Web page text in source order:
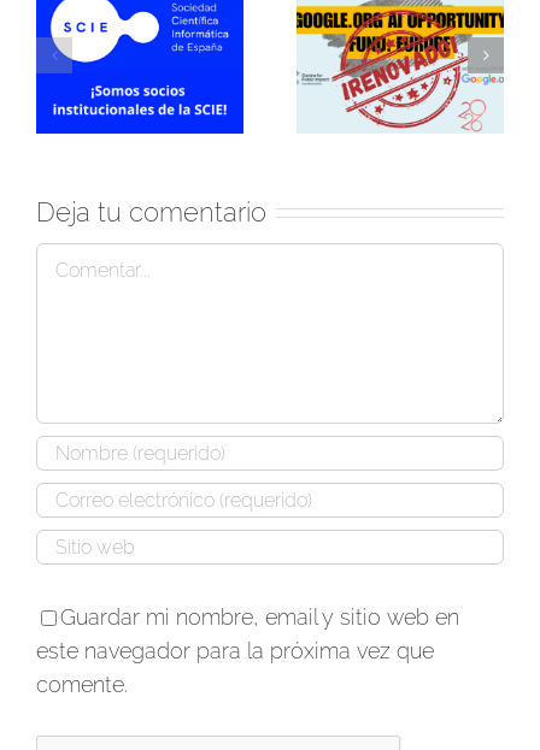
¡En 2026 seguiremos
participando en el AI
Opportunity Fund:
Europe de
Firmamos convenio
de colaboración con
Sevilla Negra para
formación en IA
Deja tu comentario
Comentar
Guardar mi nombre, email y sitio web en
este navegador para la próxima vez que
comente.